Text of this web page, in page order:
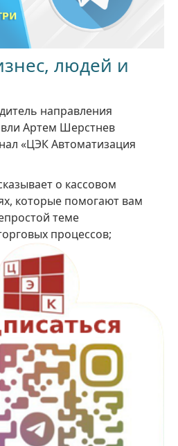
людей и
направления
Артем Шерстнев
«ЦЭК Автоматизация
о кассовом
которые помогают вам
теме
процессов;